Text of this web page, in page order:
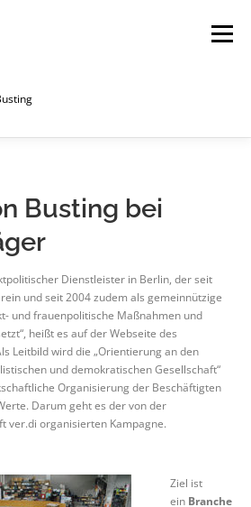
Menü
PUBLIKATIONEN
Busting bei
Dienstleister in Berlin, der seit
und seit 2004 zudem als gemeinnützige
und frauenpolitische Maßnahmen und
heißt es auf der Webseite des
Leitbild wird die „Orientierung an den
und demokratischen Gesellschaft“
Organisierung der Beschäftigten
Darum geht es der von der
ver.di organisierten Kampagne.
Ziel ist
ein Branche